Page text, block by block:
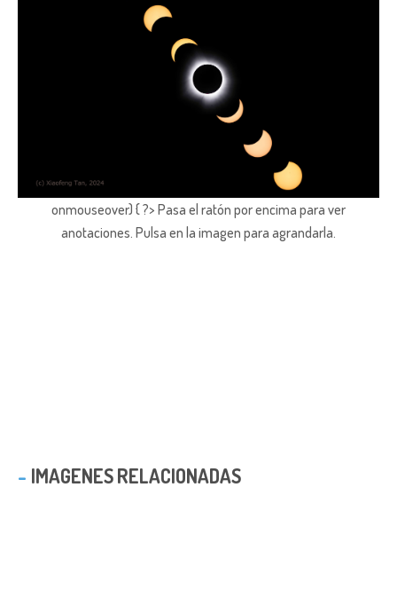
onmouseover) { ?> Pasa el ratón por encima para ver
anotaciones. Pulsa en la imagen para agrandarla.
IMAGENES RELACIONADAS